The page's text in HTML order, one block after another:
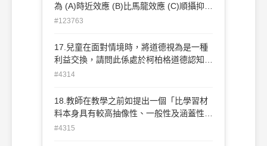
為 (A)時近效應 (B)比馬龍效應 (C)順攝抑制
(D)霍桑效應。(台中市92國中)
#123763
17.兒童在面對情境時，將道德視為是一種
利益交換，請問此係處於柯柏格道德認知發
展理論中的哪一發展階段？(A)避罰服從取
遵守法規取向
#4314
18.教師在教學之前如提出一個「比學習材
料本身具有較高抽像性、一般性及涵蓋性的
引介材料」，此稱之為？(A)前導架構 (B)預
#4315